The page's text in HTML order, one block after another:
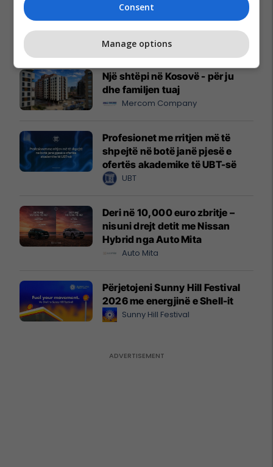
Reklamo këtu
Një shtëpi në Kosovë - për ju
dhe familjen tuaj
Mercom Company
Profesionet me rritjen më të
shpejtë në botë janë pjesë e
ofertës akademike të UBT-së
UBT
Deri në 10,000 euro zbritje –
nisuni drejt detit me Nissan
Hybrid nga Auto Mita
Auto Mita
Përjetojeni Sunny Hill Festival
2026 me energjinë e Shell-it
Sunny Hill Festival
Consent
Manage options